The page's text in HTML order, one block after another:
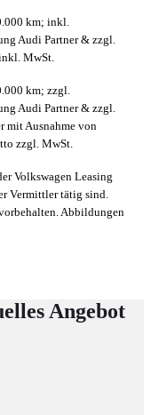
km; inkl.
Audi Partner & zzgl.
MwSt.
km; zzgl.
Audi Partner & zzgl.
mit Ausnahme von
zzgl. MwSt.
Volkswagen Leasing
Vermittler tätig sind.
Abbildungen
Angebot